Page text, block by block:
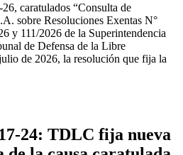
caratulados “Consulta de
sobre Resoluciones Exentas N°
y 111/2026 de la Superintendencia
de Defensa de la Libre
de 2026, la resolución que fija la
24: TDLC fija nueva